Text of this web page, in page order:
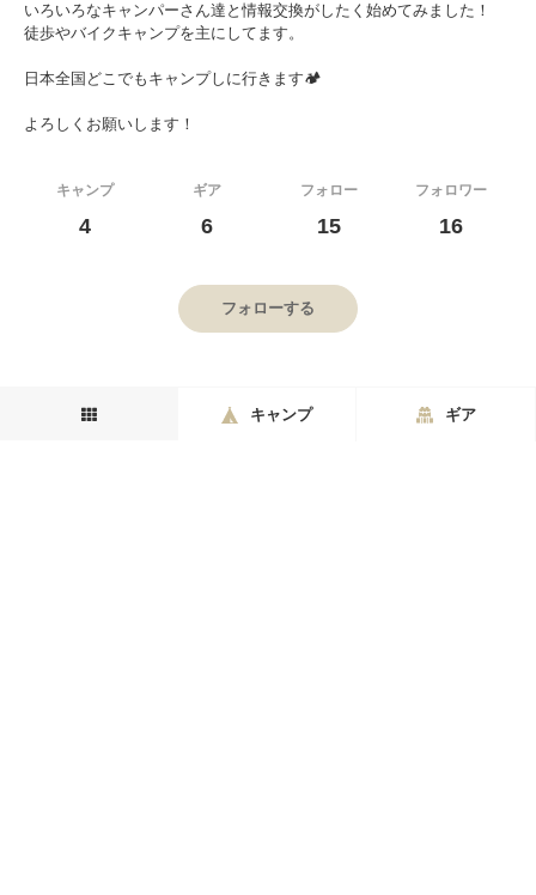
いろいろなキャンパーさん達と情報交換がしたく始めてみました！
徒歩やバイクキャンプを主にしてます。
日本全国どこでもキャンプしに行きます🏕️
よろしくお願いします！
キャンプ
4
ギア
6
フォロー
15
フォロワー
16
フォローする
キャンプ ギア